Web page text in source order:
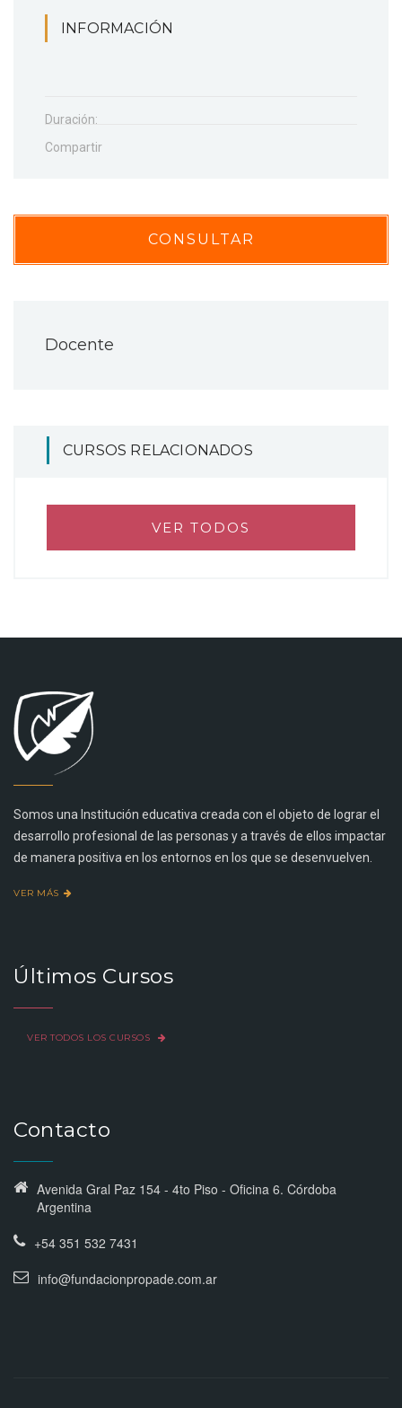
INFORMACIÓN
Duración:
Compartir
CONSULTAR
Docente
CURSOS RELACIONADOS
VER TODOS
Somos una Institución educativa creada con el objeto de lograr el
desarrollo profesional de las personas y a través de ellos impactar
de manera positiva en los entornos en los que se desenvuelven.
VER MÁS
Últimos Cursos
VER TODOS LOS CURSOS
Contacto
Avenida Gral Paz 154 - 4to Piso - Oficina 6. Córdoba
Argentina
+54 351 532 7431
info@fundacionpropade.com.ar